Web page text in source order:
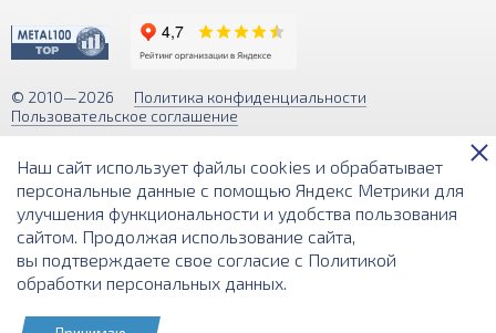
© 2010—2026
Политика конфиденциальности
Пользовательское соглашение
на этом интернет-сайте носит исключительно информационный
характер и ни при каких условиях не является публичной офертой,
определяемой положениями Статьи 437 (2) Гражданского кодекса РФ.
Разработка и поддержка сайта
Наш сайт использует файлы cookies и обрабатывает
персональные данные с помощью Яндекс Метрики для
улучшения функциональности и удобства пользования
сайтом. Продолжая использование сайта,
вы подтверждаете свое согласие с Политикой
обработки персональных данных.